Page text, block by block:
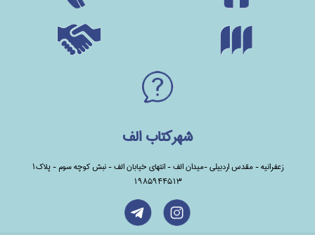
شهرکتاب الف
زعفرانیه - مقدس اردبیلی -میدان الف - انتهای خیابان الف - نبش کوچه سوم - پلاک1
1985944513